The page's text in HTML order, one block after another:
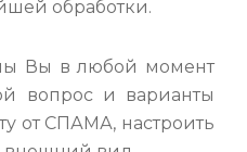
обработки.
Вы в любой момент
вопрос и варианты
от СПАМА, настроить